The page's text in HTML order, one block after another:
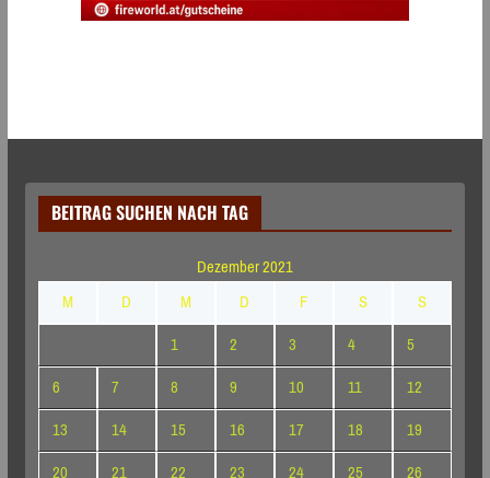
BEITRAG SUCHEN NACH TAG
Dezember 2021
M
D M D F S
S
1
2 3 4
5
6
7 8 9 10 11
12
13
14 15 16 17 18
19